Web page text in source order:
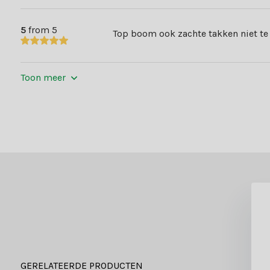
5from 5 Top boom ook zachte takken niet te
Toon meer
GERELATEERDE PRODUCTEN